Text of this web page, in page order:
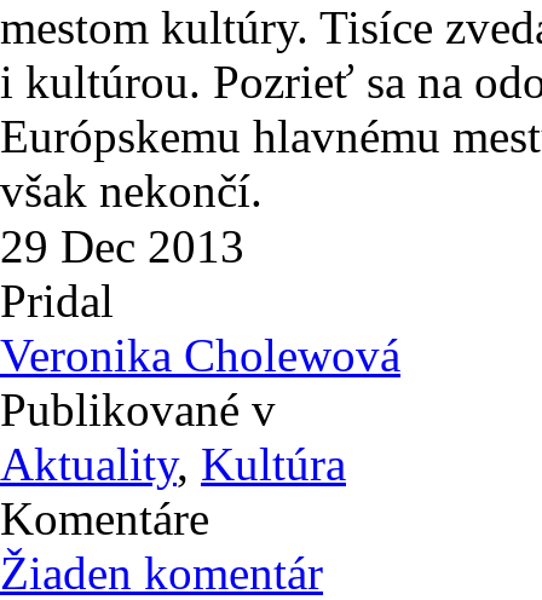
mestom kultúry. Tisíce
i kultúrou. Pozrieť sa na
Európskemu hlavnému
však nekončí.
29 Dec 2013
Pridal
Veronika Cholewová
Publikované v
Aktuality, Kultúra
Komentáre
Žiaden komentár